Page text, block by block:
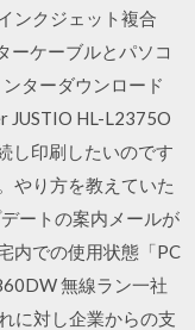
ンクジェット複合
ーケーブルとパソコ
ターダウンロード
JUSTIO HL-L2375O
し印刷したいのです
やり方を教えていた
ートの案内メールが
内での使用状態「PC
無線ラン一社
に対し企業からの支